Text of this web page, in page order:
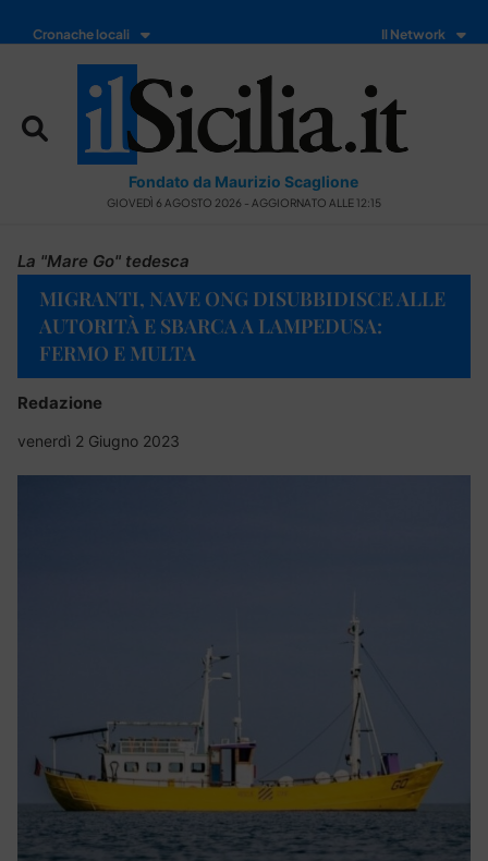
Cronache locali Il Network
Fondato da Maurizio Scaglione
GIOVEDÌ 6 AGOSTO 2026 - AGGIORNATO ALLE 12:15
La "Mare Go" tedesca
MIGRANTI, NAVE ONG DISUBBIDISCE ALLE
AUTORITÀ E SBARCA A LAMPEDUSA:
FERMO E MULTA
Redazione
venerdì 2 Giugno 2023